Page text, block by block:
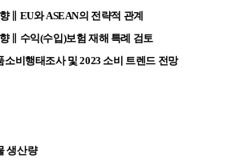
∥ EU와 ASEAN의 전략적 관계
∥ 수익(수입)보험 재해 특례 검토
소비행태조사 및 2023 소비 트렌드 전망
생산량